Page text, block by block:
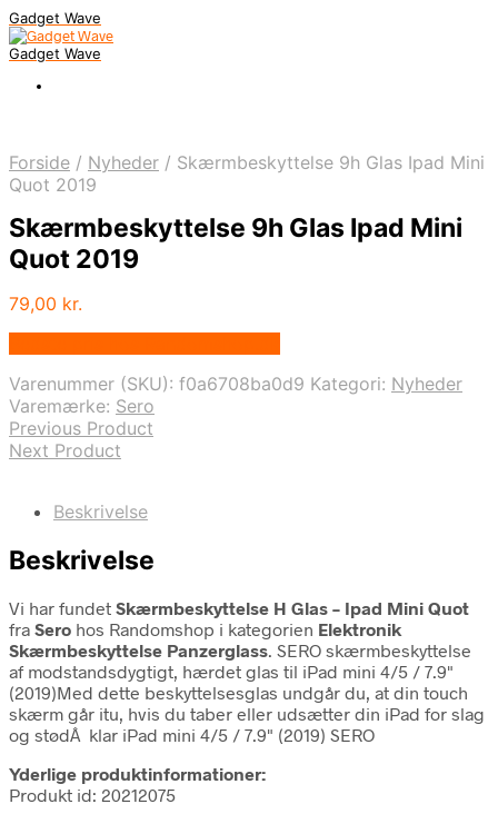
Gadget Wave
Gadget Wave
Forside / Nyheder / Skærmbeskyttelse 9h Glas Ipad Mini
Quot 2019
Skærmbeskyttelse 9h Glas Ipad Mini
Quot 2019
79,00 kr.
Varenummer (SKU): f0a6708ba0d9 Kategori: Nyheder
Varemærke: Sero
Previous Product
Next Product
Beskrivelse
Beskrivelse
Vi har fundet Skærmbeskyttelse H Glas – Ipad Mini Quot
fra Sero hos Randomshop i kategorien Elektronik
Skærmbeskyttelse Panzerglass. SERO skærmbeskyttelse
af modstandsdygtigt, hærdet glas til iPad mini 4/5 / 7.9"
(2019)Med dette beskyttelsesglas undgår du, at din touch
skærm går itu, hvis du taber eller udsætter din iPad for slag
og stødÂ klar iPad mini 4/5 / 7.9" (2019) SERO
Yderlige produktinformationer:
Produkt id: 20212075